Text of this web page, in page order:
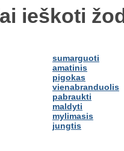
ieškoti
sumarguoti
amatinis
pigokas
vienabranduolis
pabraukti
maldyti
mylimasis
jungtis